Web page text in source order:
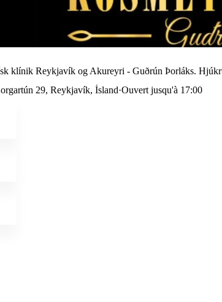
klínik Reykjavík og Akureyri - Guðrún Þorláks.
29, Reykjavík, Ísland·Ouvert jusqu'à 17:00